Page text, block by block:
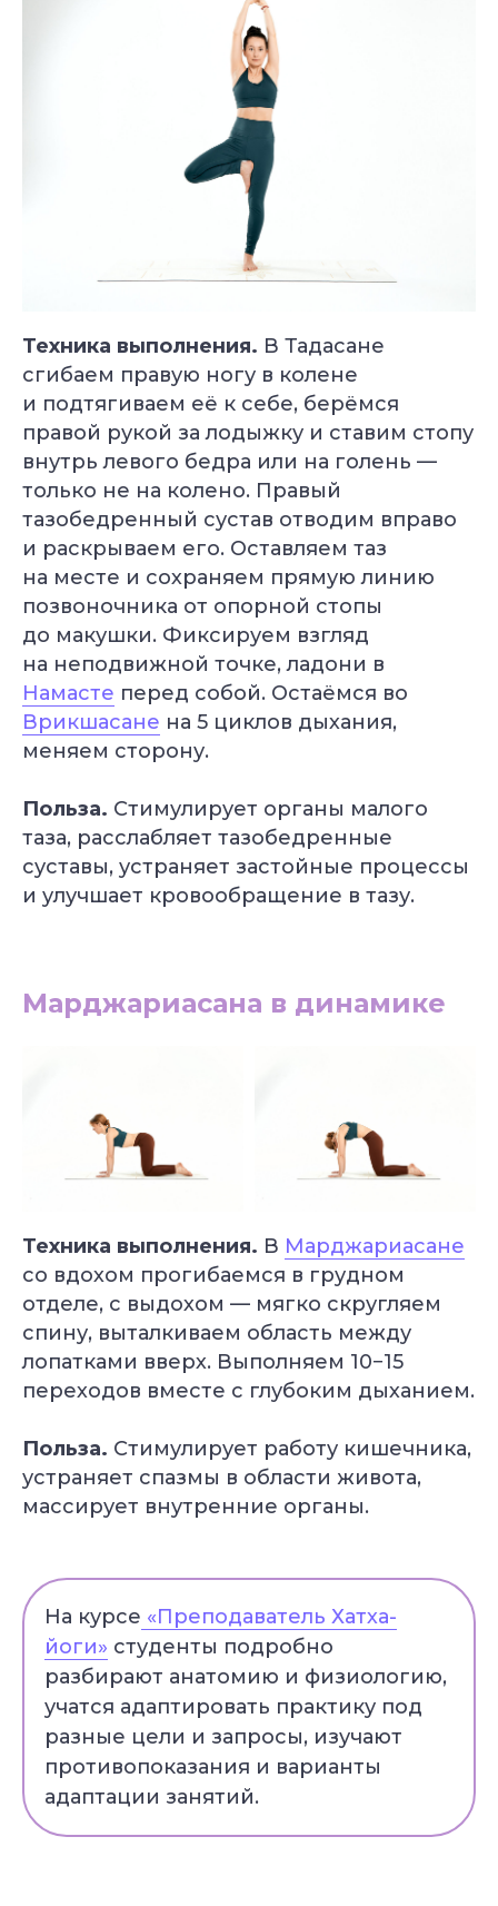
Техника выполнения. В Тадасане
сгибаем правую ногу в колене
и подтягиваем её к себе, берёмся
правой рукой за лодыжку и ставим стопу
внутрь левого бедра или на голень —
только не на колено. Правый
тазобедренный сустав отводим вправо
и раскрываем его. Оставляем таз
на месте и сохраняем прямую линию
позвоночника от опорной стопы
до макушки. Фиксируем взгляд
на неподвижной точке, ладони в
Намасте перед собой. Остаёмся во
Врикшасане на 5 циклов дыхания,
меняем сторону.
Польза. Стимулирует органы малого
таза, расслабляет тазобедренные
суставы, устраняет застойные процессы
и улучшает кровообращение в тазу.
Марджариасана в динамике
Техника выполнения. В Марджариасане
со вдохом прогибаемся в грудном
отделе, с выдохом — мягко скругляем
спину, выталкиваем область между
лопатками вверх. Выполняем 10−15
переходов вместе с глубоким дыханием.
Польза. Стимулирует работу кишечника,
устраняет спазмы в области живота,
массирует внутренние органы.
На курсе «Преподаватель Хатха-
йоги» студенты подробно
разбирают анатомию и физиологию,
учатся адаптировать практику под
разные цели и запросы, изучают
противопоказания и варианты
адаптации занятий.